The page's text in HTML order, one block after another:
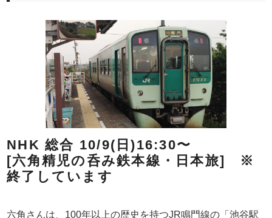
NHK 総合 10/9(日)16:30〜
[六角精児の呑み鉄本線・日本旅] ※
終了しています
六角さんは、100年以上の歴史を持つJR鳴門線の「池谷駅